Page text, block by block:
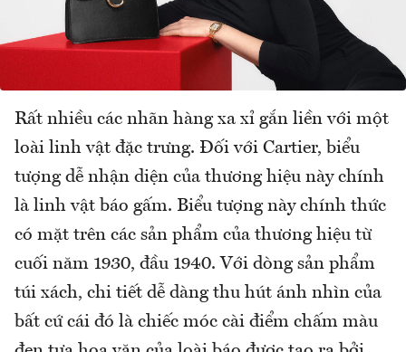
Rất nhiều các nhãn hàng xa xỉ gắn liền với một
loài linh vật đặc trưng. Đối với Cartier, biểu
tượng dễ nhận diện của thương hiệu này chính
là linh vật báo gấm. Biểu tượng này chính thức
có mặt trên các sản phẩm của thương hiệu từ
cuối năm 1930, đầu 1940. Với dòng sản phẩm
túi xách, chi tiết dễ dàng thu hút ánh nhìn của
bất cứ cái đó là chiếc móc cài điểm chấm màu